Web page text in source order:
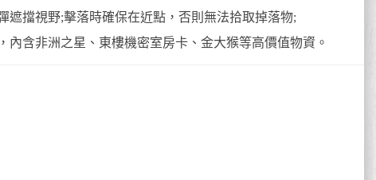
遮擋視野;擊落時確保在近點，否則無法拾取掉落物;
內含非洲之星、東樓機密室房卡、金大猴等高價值物資。